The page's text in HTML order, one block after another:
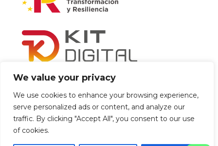
We value your privacy
We use cookies to enhance your browsing experience,
serve personalized ads or content, and analyze our
traffic. By clicking "Accept All", you consent to our use
of cookies.
Accesibilidad|Aviso legal|Política de privacidad
|Política de cookies